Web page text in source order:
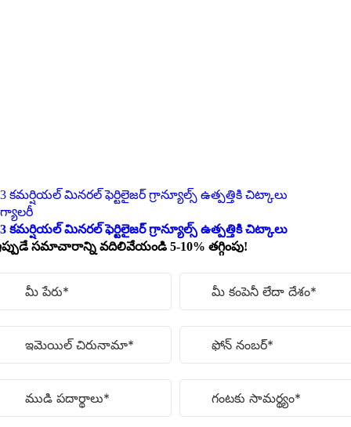
3 కమర్షియల్ మినరల్ ఫెర్టిలైజర్ గ్రాన్యూల్స్ ఉత్పత్తికి చిట్కాలు
గ్యాలరీ
3 కమర్షియల్ మినరల్ ఫెర్టిలైజర్ గ్రాన్యూల్స్ ఉత్పత్తికి చిట్కాలు
సమాచారాన్ని వదిలివేయండి 5-10% తగ్గింపు!